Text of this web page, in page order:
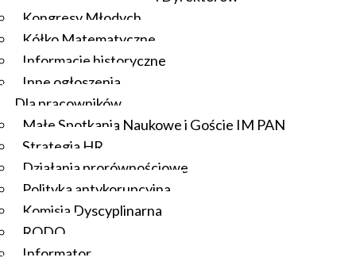
Kongresy Młodych
Kółko Matematyczne
Informacje historyczne
Inne ogłoszenia
Dla pracowników
Małe Spotkania Naukowe i Goście IM PAN
Strategia HR
Działania prorównościowe
Polityka antykorupcyjna
Komisja Dyscyplinarna
RODO
Informator